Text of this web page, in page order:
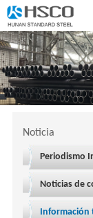
Noticia
Periodismo
Noticias de
Información